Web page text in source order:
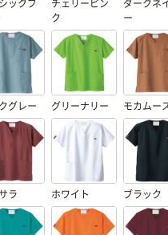
ックブ
チェリーピン
ク
ダークネ
ー
グレー グリーナリー モカムー
ラ ホワイト ブラック